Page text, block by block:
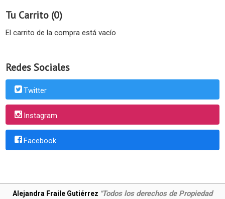
Tu Carrito (0)
El carrito de la compra está vacío
Redes Sociales
Twitter
Instagram
Facebook
Alejandra Fraile Gutiérrez "Todos los derechos de Propiedad